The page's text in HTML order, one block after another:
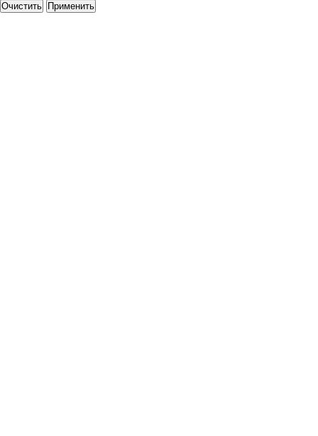
Очистить Применить